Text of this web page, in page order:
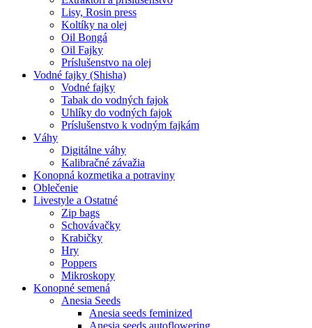
Lisy, Rosin press
Koltíky na olej
Oil Bongá
Oil Fajky
Príslušenstvo na olej
Vodné fajky (Shisha)
Vodné fajky
Tabak do vodných fajok
Uhlíky do vodných fajok
Príslušenstvo k vodným fajkám
Váhy
Digitálne váhy
Kalibračné závažia
Konopná kozmetika a potraviny
Oblečenie
Livestyle a Ostatné
Zip bags
Schovávačky
Krabičky
Hry
Poppers
Mikroskopy
Konopné semená
Anesia Seeds
Anesia seeds feminized
Anesia seeds autoflowering